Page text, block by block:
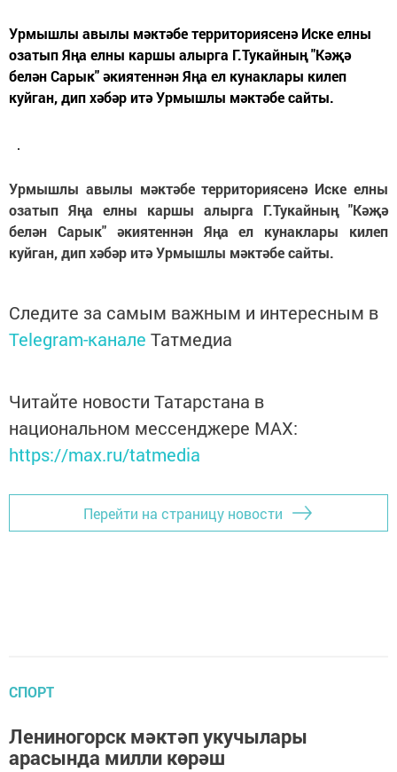
Урмышлы авылы мәктәбе территориясенә Иске елны
озатып Яңа елны каршы алырга Г.Тукайның "Кәҗә
белән Сарык" әкиятеннән Яңа ел кунаклары килеп
куйган, дип хәбәр итә Урмышлы мәктәбе сайты.
Урмышлы авылы мәктәбе территориясенә Иске елны
озатып Яңа елны каршы алырга Г.Тукайның "Кәҗә
белән Сарык" әкиятеннән Яңа ел кунаклары килеп
куйган, дип хәбәр итә Урмышлы мәктәбе сайты.
Следите за самым важным и интересным в
Telegram-канале Татмедиа
Читайте новости Татарстана в
национальном мессенджере MАХ:
https://max.ru/tatmedia
Перейти на страницу новости
СПОРТ
Лениногорск мәктәп укучылары
арасында милли көрәш